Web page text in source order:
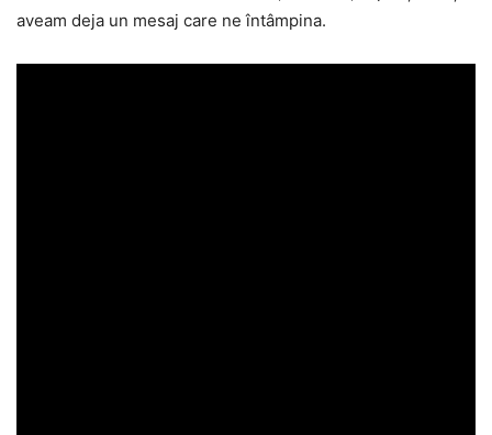
aveam deja un mesaj care ne întâmpina.